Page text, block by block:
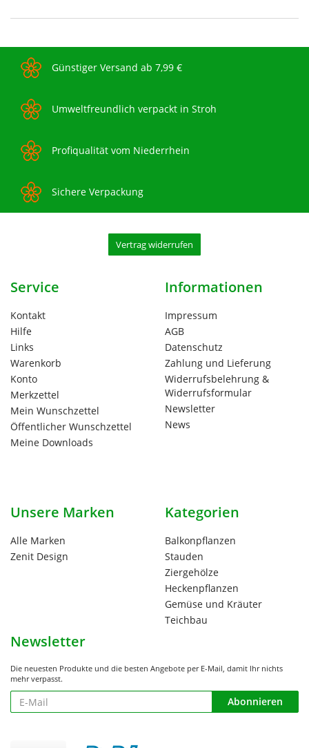
Günstiger Versand ab 7,99 €
Umweltfreundlich verpackt in Stroh
Profiqualität vom Niederrhein
Sichere Verpackung
Vertrag widerrufen
Service
Kontakt
Hilfe
Links
Warenkorb
Konto
Merkzettel
Mein Wunschzettel
Öffentlicher Wunschzettel
Meine Downloads
Informationen
Impressum
AGB
Datenschutz
Zahlung und Lieferung
Widerrufsbelehrung &
Widerrufsformular
Newsletter
News
Unsere Marken
Alle Marken
Zenit Design
Kategorien
Balkonpflanzen
Stauden
Ziergehölze
Heckenpflanzen
Gemüse und Kräuter
Teichbau
Newsletter
Die neuesten Produkte und die besten Angebote per E-Mail, damit Ihr nichts
mehr verpasst.
Newsletter Abonnieren